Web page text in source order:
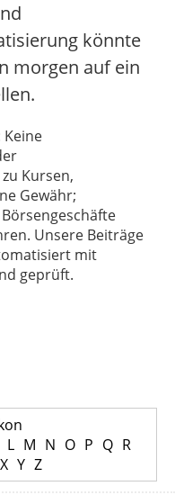
könnte
morgen auf ein
Kursen,
Gewähr;
Unsere Beiträge
mit
geprüft.
L M N O P Q R
X Y Z